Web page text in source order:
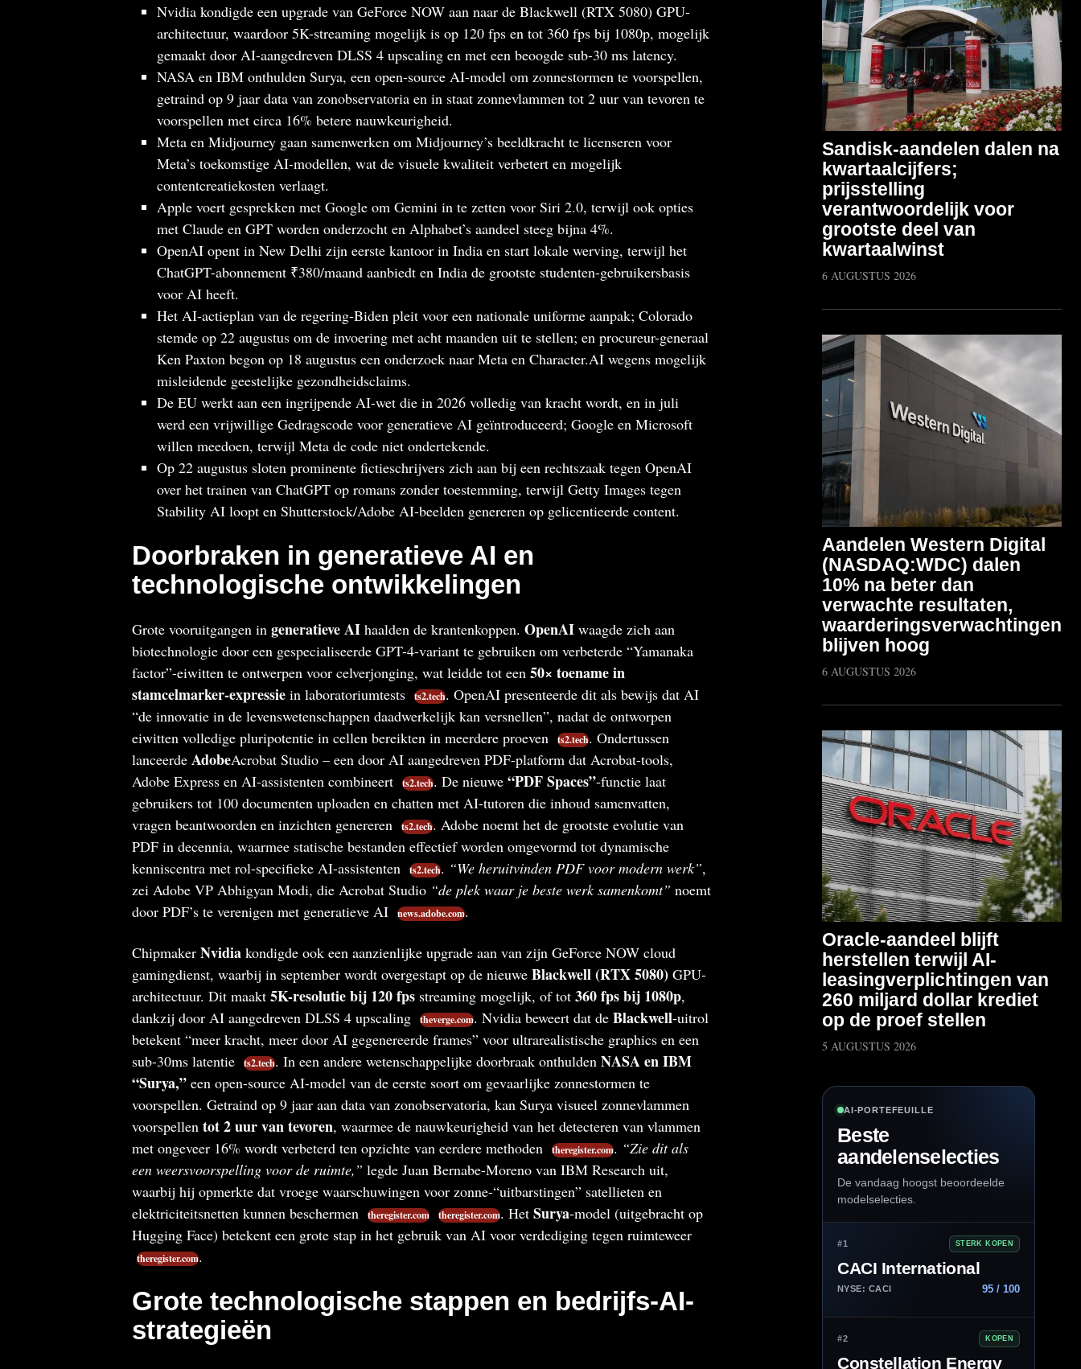
Nvidia kondigde een upgrade van GeForce NOW aan naar de Blackwell (RTX 5080) GPU-
architectuur, waardoor 5K-streaming mogelijk is op 120 fps en tot 360 fps bij 1080p, mogelijk
gemaakt door AI-aangedreven DLSS 4 upscaling en met een beoogde sub-30 ms latency.
NASA en IBM onthulden Surya, een open-source AI-model om zonnestormen te voorspellen,
getraind op 9 jaar data van zonobservatoria en in staat zonnevlammen tot 2 uur van tevoren te
voorspellen met circa 16% betere nauwkeurigheid.
Meta en Midjourney gaan samenwerken om Midjourney’s beeldkracht te licenseren voor
Meta’s toekomstige AI-modellen, wat de visuele kwaliteit verbetert en mogelijk
contentcreatiekosten verlaagt.
Apple voert gesprekken met Google om Gemini in te zetten voor Siri 2.0, terwijl ook opties
met Claude en GPT worden onderzocht en Alphabet’s aandeel steeg bijna 4%.
OpenAI opent in New Delhi zijn eerste kantoor in India en start lokale werving, terwijl het
ChatGPT-abonnement ₹380/maand aanbiedt en India de grootste studenten-gebruikersbasis
voor AI heeft.
Het AI-actieplan van de regering-Biden pleit voor een nationale uniforme aanpak; Colorado
stemde op 22 augustus om de invoering met acht maanden uit te stellen; en procureur-generaal
Ken Paxton begon op 18 augustus een onderzoek naar Meta en Character.AI wegens mogelijk
misleidende geestelijke gezondheidsclaims.
De EU werkt aan een ingrijpende AI-wet die in 2026 volledig van kracht wordt, en in juli
werd een vrijwillige Gedragscode voor generatieve AI geïntroduceerd; Google en Microsoft
willen meedoen, terwijl Meta de code niet ondertekende.
Op 22 augustus sloten prominente fictieschrijvers zich aan bij een rechtszaak tegen OpenAI
over het trainen van ChatGPT op romans zonder toestemming, terwijl Getty Images tegen
Stability AI loopt en Shutterstock/Adobe AI-beelden genereren op gelicentieerde content.
Doorbraken in generatieve AI en
technologische ontwikkelingen
Grote vooruitgangen in generatieve AIhaalden de krantenkoppen. OpenAIwaagde zich aan
biotechnologie door een gespecialiseerde GPT-4-variant te gebruiken om verbeterde “Yamanaka
factor”-eiwitten te ontwerpen voor celverjonging, wat leidde tot een 50× toename in
stamcelmarker-expressiein laboratoriumtests ts2.tech. OpenAI presenteerde dit als bewijs dat AI
“de innovatie in de levenswetenschappen daadwerkelijk kan versnellen”, nadat de ontworpen
eiwitten volledige pluripotentie in cellen bereikten in meerdere proeven
ts2.tech. Ondertussen
lanceerde AdobeAcrobat Studio – een door AI aangedreven PDF-platform dat Acrobat-tools,
Adobe Express en AI-assistenten combineert
ts2.tech. De nieuwe “PDF Spaces”-functie laat
gebruikers tot 100 documenten uploaden en chatten met AI-tutoren die inhoud samenvatten,
vragen beantwoorden en inzichten genereren
ts2.tech. Adobe noemt het de grootste evolutie van
PDF in decennia, waarmee statische bestanden effectief worden omgevormd tot dynamische
kenniscentra met rol-specifieke AI-assistenten
ts2.tech. “We heruitvinden PDF voor modern werk”,
zei Adobe VP Abhigyan Modi, die Acrobat Studio “de plek waar je beste werk samenkomt” noemt
door PDF’s te verenigen met generatieve AI
news.adobe.com.
Chipmaker Nvidiakondigde ook een aanzienlijke upgrade aan van zijn GeForce NOW cloud
gamingdienst, waarbij in september wordt overgestapt op de nieuwe Blackwell (RTX 5080)GPU-
architectuur. Dit maakt 5K-resolutie bij 120 fpsstreaming mogelijk, of tot 360 fps bij 1080p,
dankzij door AI aangedreven DLSS 4 upscaling
theverge.com. Nvidia beweert dat de Blackwell-uitrol
betekent “meer kracht, meer door AI gegenereerde frames” voor ultrarealistische graphics en een
sub-30ms latentie
ts2.tech. In een andere wetenschappelijke doorbraak onthulden NASA en IBM
“Surya,”een open-source AI-model van de eerste soort om gevaarlijke zonnestormen te
voorspellen. Getraind op 9 jaar aan data van zonobservatoria, kan Surya visueel zonnevlammen
voorspellen tot 2 uur van tevoren, waarmee de nauwkeurigheid van het detecteren van vlammen
met ongeveer 16% wordt verbeterd ten opzichte van eerdere methoden
theregister.com. “Zie dit als
een weersvoorspelling voor de ruimte,” legde Juan Bernabe-Moreno van IBM Research uit,
waarbij hij opmerkte dat vroege waarschuwingen voor zonne-“uitbarstingen” satellieten en
elektriciteitsnetten kunnen beschermen
theregister.com theregister.com. Het Surya-model (uitgebracht op
Hugging Face) betekent een grote stap in het gebruik van AI voor verdediging tegen ruimteweer
theregister.com.
Grote technologische stappen en bedrijfs-AI-
strategieën
Sandisk-aandelen dalen na
kwartaalcijfers;
prijsstelling
verantwoordelijk voor
grootste deel van
kwartaalwinst
6 AUGUSTUS 2026
Aandelen Western Digital
(NASDAQ:WDC) dalen
10% na beter dan
verwachte resultaten,
waarderingsverwachtingen
blijven hoog
6 AUGUSTUS 2026
Oracle-aandeel blijft
herstellen terwijl AI-
leasingverplichtingen van
260 miljard dollar krediet
op de proef stellen
5 AUGUSTUS 2026
AI-PORTEFEUILLE
Beste
aandelenselecties
De vandaag hoogst beoordeelde
modelselecties.
#1 STERK KOPEN
CACI International
NYSE: CACI 95 / 100
#2 KOPEN
Constellation Energy